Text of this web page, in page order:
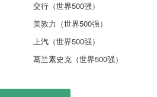
交行（世界500强）
美敦力（世界500强）
上汽（世界500强）
葛兰素史克（世界500强）